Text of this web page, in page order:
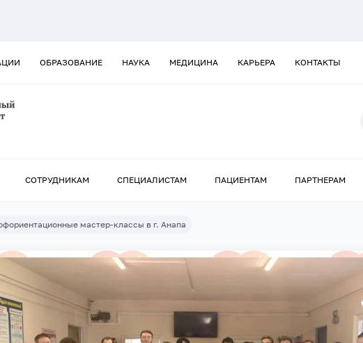
ОБРАЗОВАНИЕ НАУКА МЕДИЦИНА КАРЬЕРА КОНТАКТЫ
СОТРУДНИКАМ СПЕЦИАЛИСТАМ ПАЦИЕНТАМ ПАРТНЕРАМ
мастер-классы в г. Анапа